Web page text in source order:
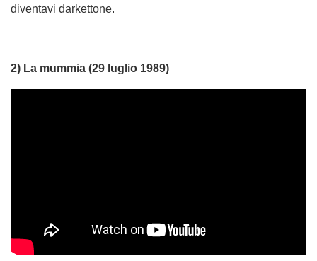
diventavi darkettone.
2) La mummia (29 luglio 1989)